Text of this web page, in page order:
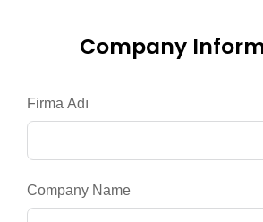
Company
Firma Adı
Company Name